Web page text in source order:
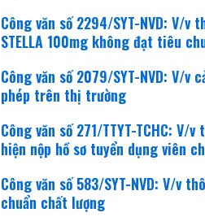
Công văn số 2294/SYT-NVD: V/
STELLA 100mg không đạt tiêu
Công văn số 2079/SYT-NVD: V/
phép trên thị trường
Công văn số 271/TTYT-TCHC:
hiện nộp hồ sơ tuyển dụng viên
Công văn số 583/SYT-NVD: V/v
chuẩn chất lượng